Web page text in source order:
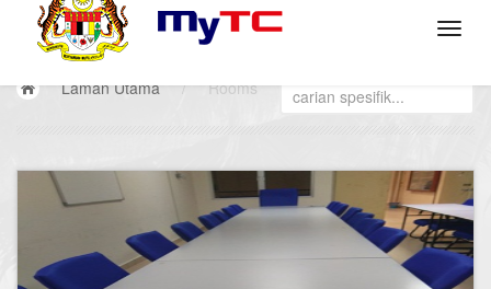
Laman Utama / Rooms